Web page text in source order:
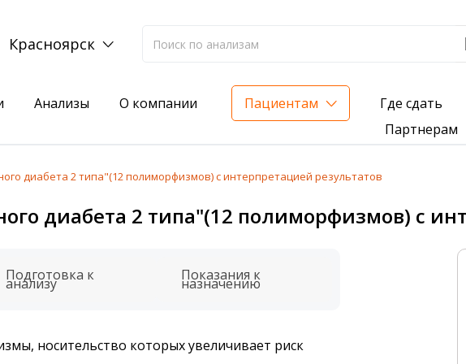
Красноярск
Анализы О компании Пациентам
Где сдать
Партнерам
анализ на жирорастворимые витамины — всего 3 999 ₽
Сдать клеща на анализ для проверки на наличие инфекций
диабета 2 типа"(12 полиморфизмов) с интерпретацией результатов
диабета 2 типа"(12 полиморфизмов) с
Подготовка к
анализу Показания к
назначению
носительство которых увеличивает риск